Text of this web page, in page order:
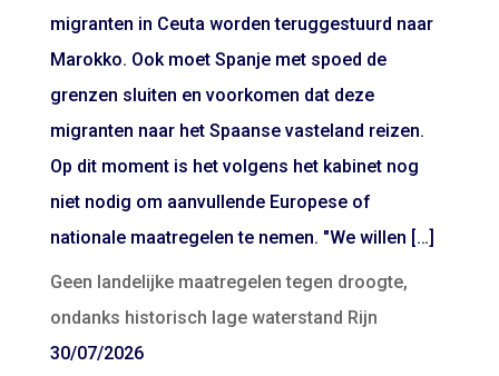
migranten in Ceuta worden teruggestuurd naar
Marokko. Ook moet Spanje met spoed de
grenzen sluiten en voorkomen dat deze
migranten naar het Spaanse vasteland reizen.
Op dit moment is het volgens het kabinet nog
niet nodig om aanvullende Europese of
nationale maatregelen te nemen. "We willen […]
Geen landelijke maatregelen tegen droogte,
ondanks historisch lage waterstand Rijn
30/07/2026